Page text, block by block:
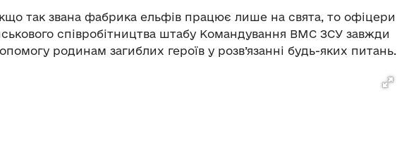
так звана фабрика ельфів працює лише на свята, то офіцери
співробітництва штабу Командування ВМС ЗСУ завжди
родинам загиблих героїв у розв’язанні будь-яких питань.